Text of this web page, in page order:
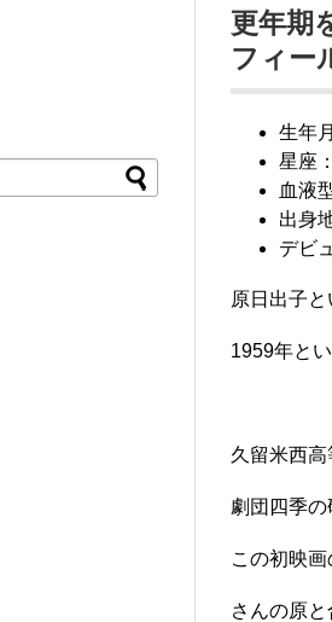
更年期
フィー
生年
星座
血液
出身
デビ
原日出子
1959年と
久留米西高
劇団四季の
この初映
さんの原